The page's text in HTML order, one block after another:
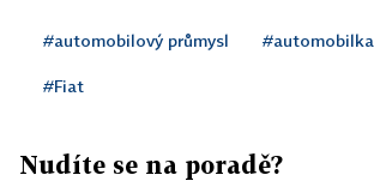
#automobilový průmysl #automobilka
#Fiat
Nudíte se na poradě?